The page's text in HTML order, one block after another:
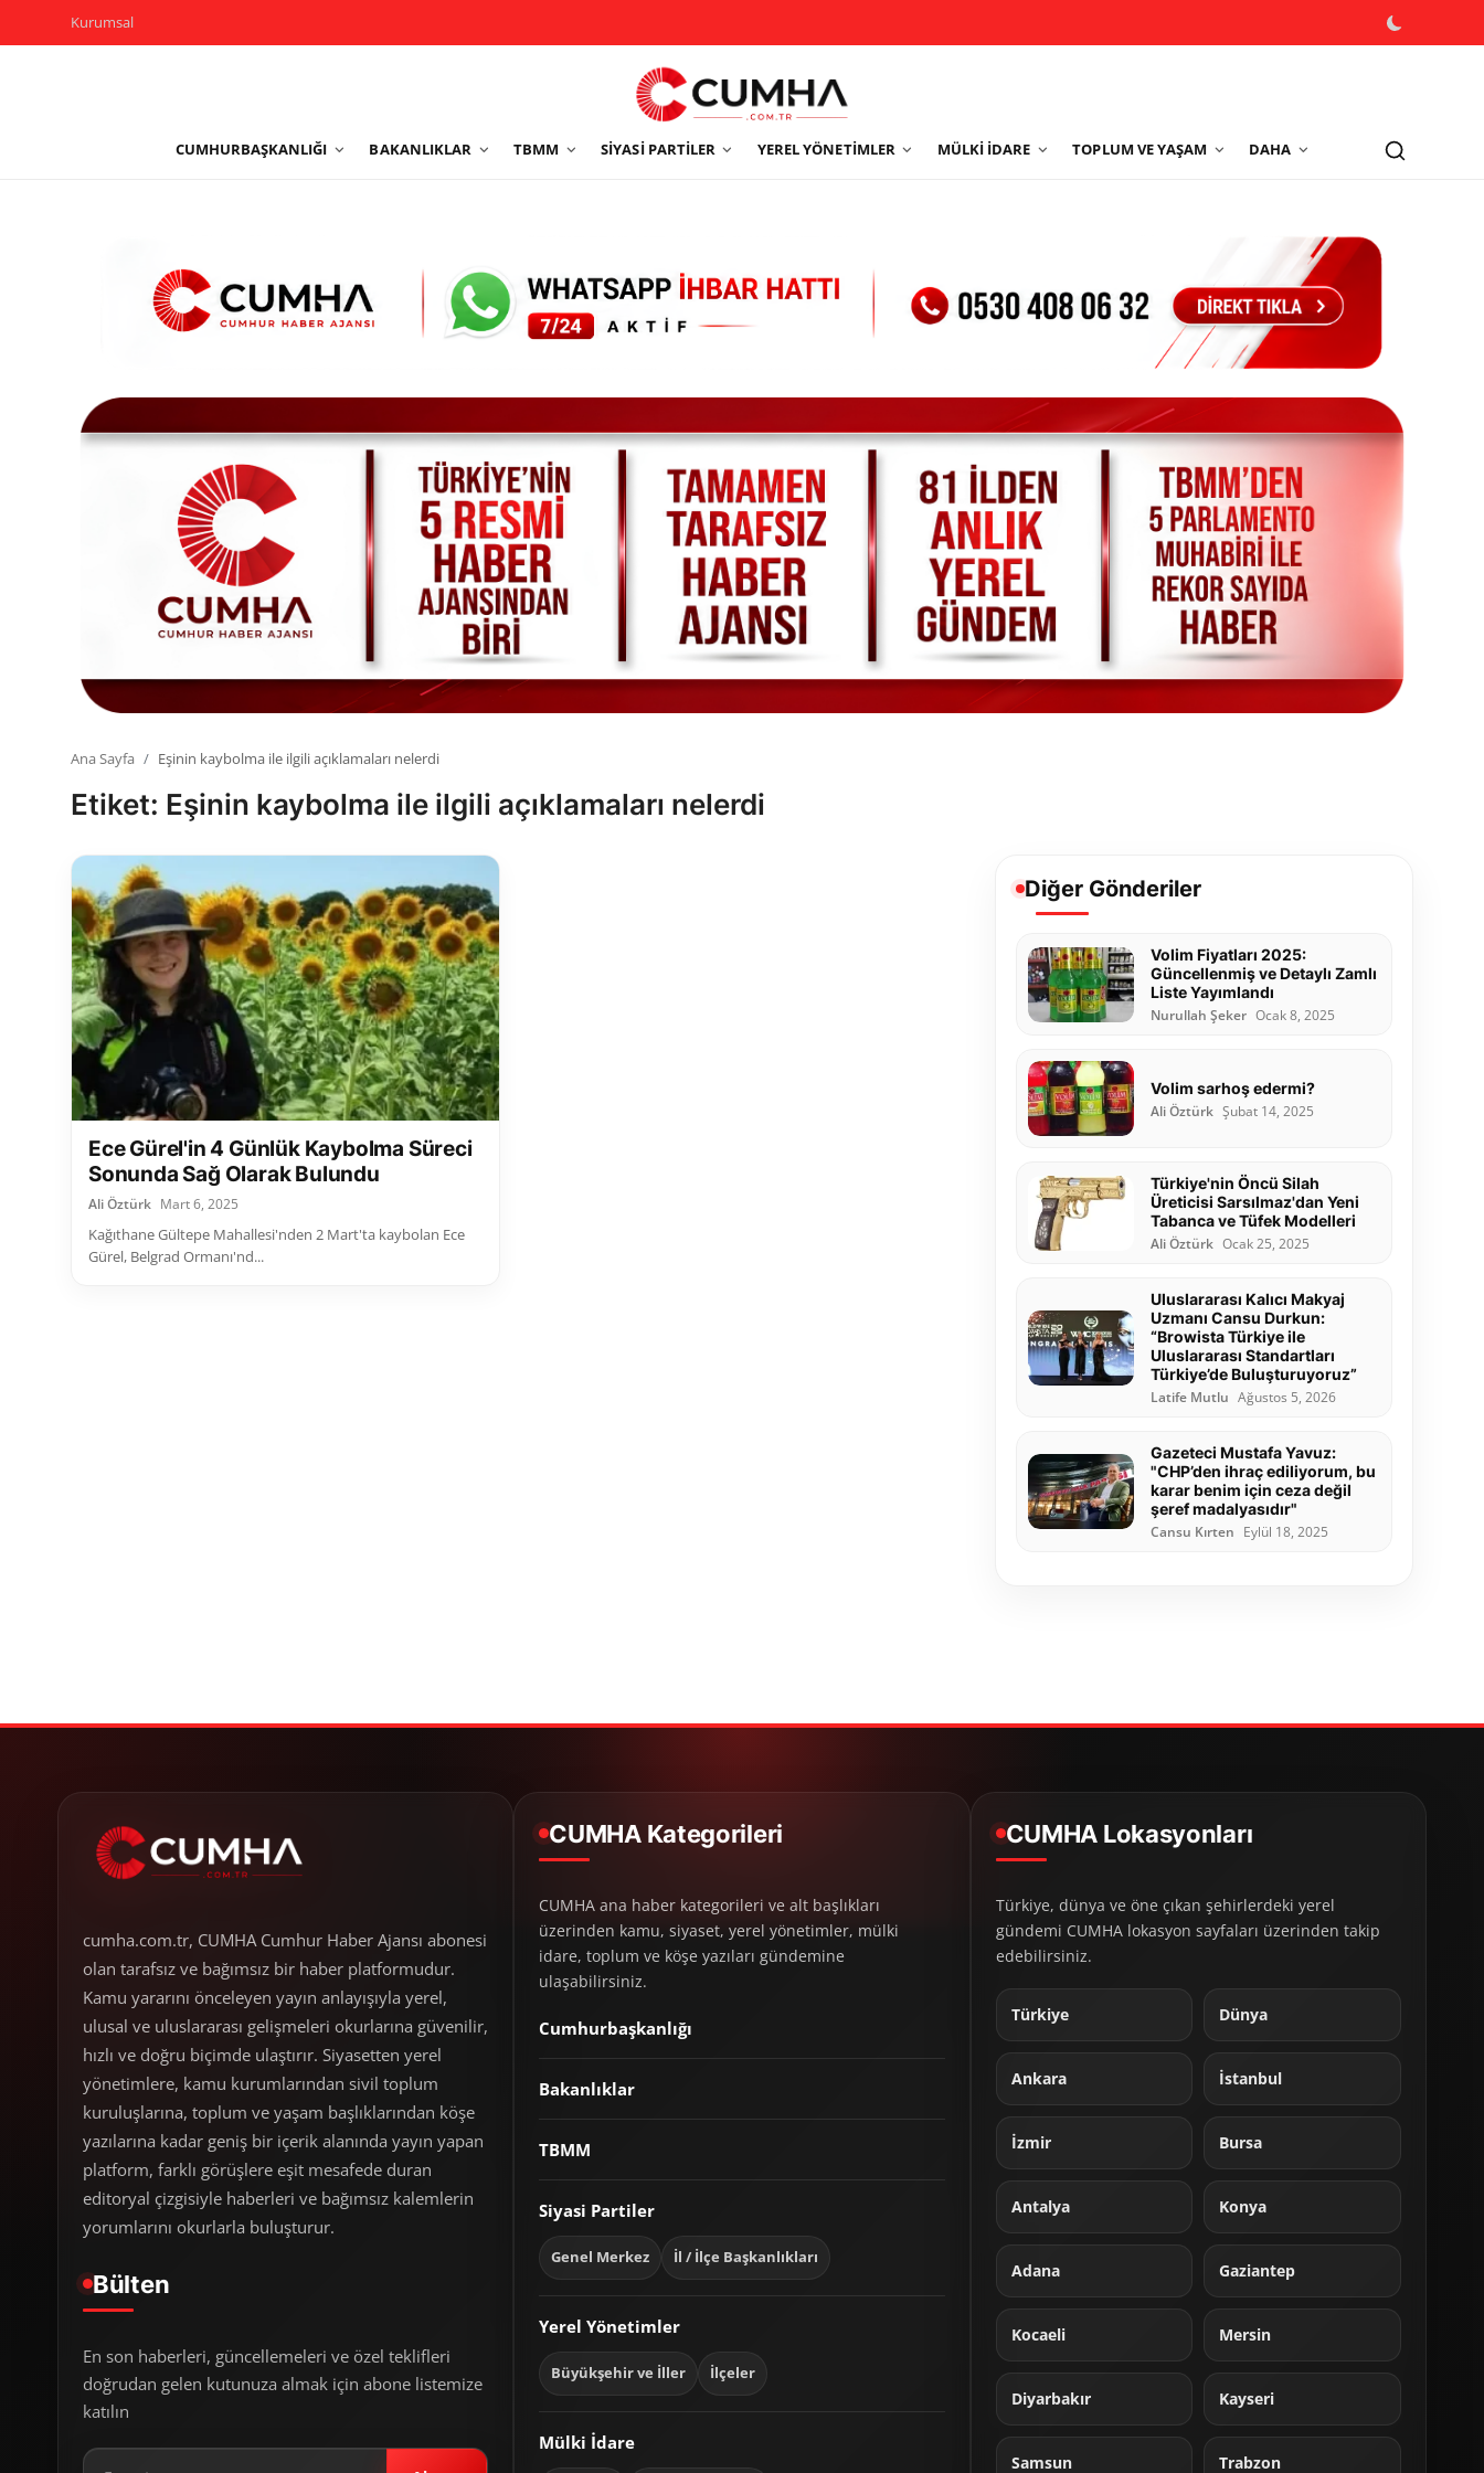
Kurumsal
CUMHURBAŞKANLIĞI BAKANLIKLAR TBMM SIYASI PARTILER YEREL YÖNETIMLER MÜLKI İDARE TOPLUM VE YAŞAM DAHA
Yerel Yönetimler
Sivil Toplum Kuruluşları
Kamu Kurumları ve Üst Kurullar
Resmi Reklamlar
Ana Sayfa Eşinin kaybolma ile ilgili açıklamaları nelerdi
Etiket: Eşinin kaybolma ile ilgili açıklamaları nelerdi
Ece Gürel'in 4 Günlük Kaybolma Süreci
Sonunda Sağ Olarak Bulundu
Ali Öztürk Mart 6, 2025
Kağıthane Gültepe Mahallesi'nden 2 Mart'ta kaybolan Ece
Gürel, Belgrad Ormanı'nd...
Diğer Gönderiler
Volim Fiyatları 2025:
Güncellenmiş ve Detaylı Zamlı
Liste Yayımlandı
Nurullah Şeker Ocak 8, 2025
Volim sarhoş edermi?
Ali Öztürk Şubat 14, 2025
Türkiye'nin Öncü Silah
Üreticisi Sarsılmaz'dan Yeni
Tabanca ve Tüfek Modelleri
Ali Öztürk Ocak 25, 2025
Uluslararası Kalıcı Makyaj
Uzmanı Cansu Durkun:
“Browista Türkiye ile
Uluslararası Standartları
Türkiye’de Buluşturuyoruz”
Latife Mutlu Ağustos 5, 2026
Gazeteci Mustafa Yavuz:
"CHP’den ihraç ediliyorum, bu
karar benim için ceza değil
şeref madalyasıdır"
Cansu Kırten Eylül 18, 2025
cumha.com.tr, CUMHA Cumhur Haber Ajansı abonesi
olan tarafsız ve bağımsız bir haber platformudur.
Kamu yararını önceleyen yayın anlayışıyla yerel,
ulusal ve uluslararası gelişmeleri okurlarına güvenilir,
hızlı ve doğru biçimde ulaştırır. Siyasetten yerel
yönetimlere, kamu kurumlarından sivil toplum
kuruluşlarına, toplum ve yaşam başlıklarından köşe
yazılarına kadar geniş bir içerik alanında yayın yapan
platform, farklı görüşlere eşit mesafede duran
editoryal çizgisiyle haberleri ve bağımsız kalemlerin
yorumlarını okurlarla buluşturur.
Bülten
En son haberleri, güncellemeleri ve özel teklifleri
doğrudan gelen kutunuza almak için abone listemize
katılın
CUMHA Kategorileri
CUMHA ana haber kategorileri ve alt başlıkları
üzerinden kamu, siyaset, yerel yönetimler, mülki
idare, toplum ve köşe yazıları gündemine
ulaşabilirsiniz.
Cumhurbaşkanlığı
Bakanlıklar
TBMM
Siyasi Partiler
Genel Merkez İl / İlçe Başkanlıkları
Yerel Yönetimler
Büyükşehir ve İller İlçeler
Mülki İdare
CUMHA Lokasyonları
Türkiye, dünya ve öne çıkan şehirlerdeki yerel
gündemi CUMHA lokasyon sayfaları üzerinden takip
edebilirsiniz.
Türkiye Dünya
Ankara İstanbul
İzmir Bursa
Antalya Konya
Adana Gaziantep
Kocaeli Mersin
Diyarbakır Kayseri
Samsun Trabzon